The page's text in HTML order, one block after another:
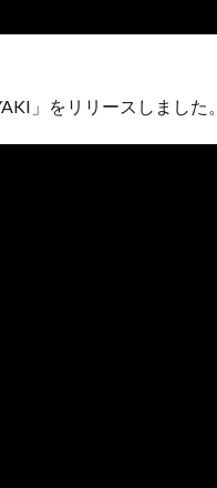
」をリリースしました。